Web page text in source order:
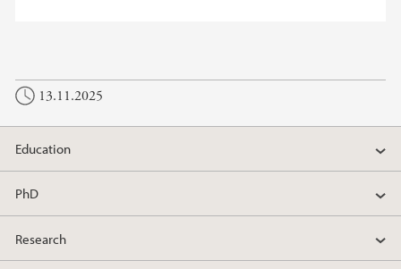
13.11.2025
Education
PhD
Research